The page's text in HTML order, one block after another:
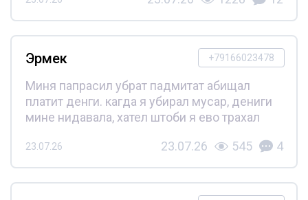
+79166023478
Эрмек
Миня папрасил убрат падмитат абищал
платит денги. кагда я убирал мусар, дениги
мине нидавала, хател штоби я ево трахал
23.07.26 23.07.26 545 4